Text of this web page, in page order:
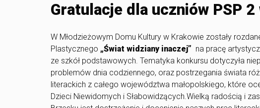
Gratulacje dla uczniów PSP 2
W Młodzieżowym Domu Kultury w Krakowie zostały
Plastycznego „Świat widziany inaczej” na pracę
ze szkół podstawowych. Tematyka konkursu dotyczyła
problemów dnia codziennego, oraz postrzegania świata
literackich z całego województwa małopolskiego, które
Dzieci Niewidomych i Słabowidzących.Wielką radością i